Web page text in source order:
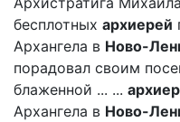
бесплотных архиерей
Архангела в Ново-
порадовал своим
блаженной ... ...
Архангела в Ново-